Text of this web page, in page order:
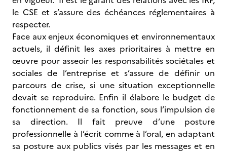
le CSE et s’assure des échéances réglementaires à
respecter.
Face aux enjeux économiques et environnementaux
actuels, il définit les axes prioritaires à mettre en
œuvre pour asseoir les responsabilités sociétales et
sociales de l’entreprise et s’assure de définir un
parcours de crise, si une situation exceptionnelle
devait se reproduire. Enfin il élabore le budget de
fonctionnement de sa fonction, sous l’impulsion de
sa direction. Il fait preuve d’une posture
professionnelle à l’écrit comme à l’oral, en adaptant
sa posture aux publics visés par les messages et en